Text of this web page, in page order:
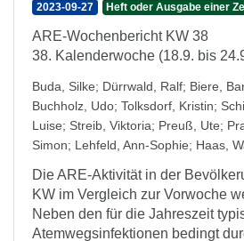
2023-09-27 Heft oder Ausgabe einer
ARE-Wochenbericht KW 38
38. Kalenderwoche (18.9. bis
Buda, Silke; Dürrwald, Ralf; Biere,
Buchholz, Udo; Tolksdorf, Kristin;
Luise; Streib, Viktoria; Preuß, Ute;
Simon; Lehfeld, Ann-Sophie; Haas,
Die ARE-Aktivität in der
KW im Vergleich zur Vorwoche
Neben den für die Jahreszeit
Atemwegsinfektionen bedingt